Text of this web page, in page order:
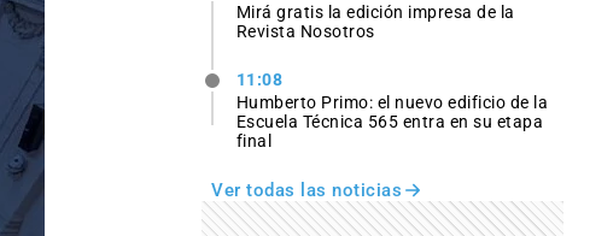
Mirá gratis la edición impresa de la
Revista Nosotros
11:08
Humberto Primo: el nuevo edificio de la
Escuela Técnica 565 entra en su etapa
final
Ver todas las noticias